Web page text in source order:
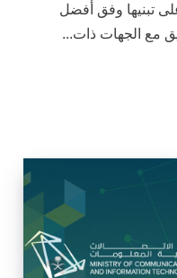
تبنيها وفق أفضل
مع الجهات ذات...